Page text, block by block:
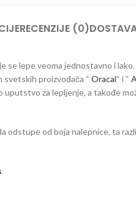
RECENZIJE (0)
se lepe veoma jednostavno i
svetskih proizvođača “ Oracal“ i “
za lepljenje, a takođe
odstupe od boja nalepnice, ta